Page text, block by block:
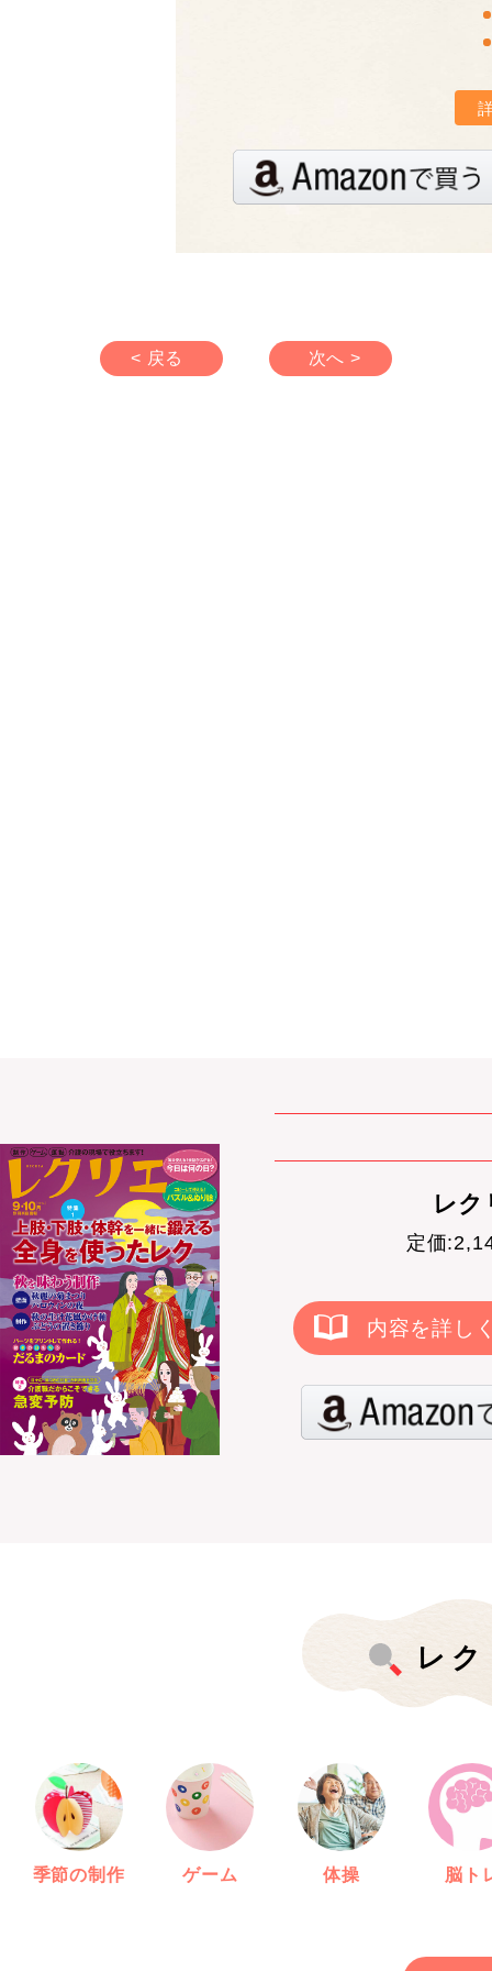
< 戻る 次へ >
レ
定価
内容を詳し
レ
季節の制作 ゲーム 体操 脳ト